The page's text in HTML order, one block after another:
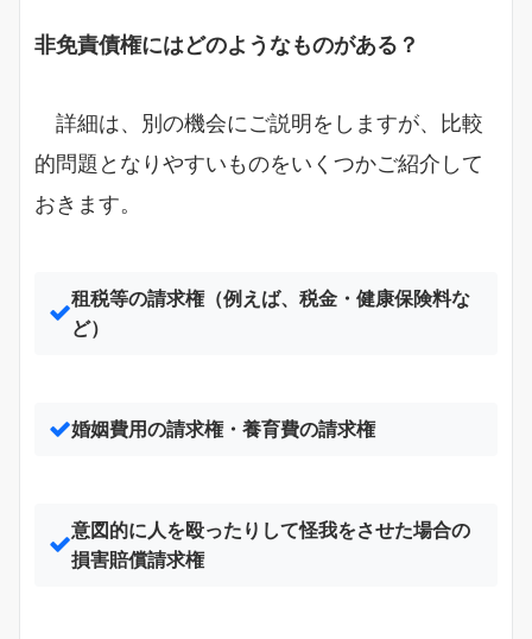
非免責債権にはどのようなものがある？
詳細は、別の機会にご説明をしますが、比較
的問題となりやすいものをいくつかご紹介して
おきます。
租税等の請求権（例えば、税金・健康保険料な
ど）
婚姻費用の請求権・養育費の請求権
意図的に人を殴ったりして怪我をさせた場合の
損害賠償請求権